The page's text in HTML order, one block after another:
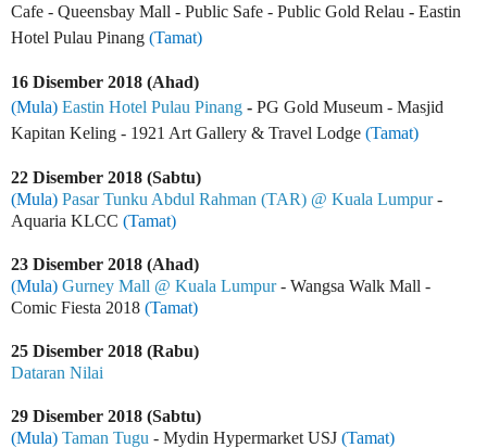
Cafe - Queensbay Mall - Public Safe - Public Gold Relau - Eastin
Hotel Pulau Pinang (Tamat)
16 Disember 2018 (Ahad)
(Mula) Eastin Hotel Pulau Pinang - PG Gold Museum - Masjid
Kapitan Keling - 1921 Art Gallery & Travel Lodge (Tamat)
22 Disember 2018 (Sabtu)
(Mula) Pasar Tunku Abdul Rahman (TAR) @ Kuala Lumpur-
Aquaria KLCC (Tamat)
23 Disember 2018 (Ahad)
(Mula) Gurney Mall @ Kuala Lumpur- Wangsa Walk Mall -
Comic Fiesta 2018 (Tamat)
25 Disember 2018 (Rabu)
Dataran Nilai
29 Disember 2018 (Sabtu)
(Mula) Taman Tugu - Mydin Hypermarket USJ (Tamat)